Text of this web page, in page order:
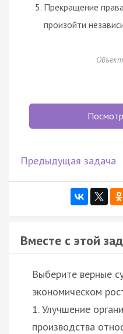
Прекращение
произойти
Предыдущая задача
Вместе с этой
Выберите верные
экономическом
1. Улучшение
производства